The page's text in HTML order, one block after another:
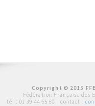
Copyright © 2015
Fédération Française des
tél : 01 39 44 65 80 | contact :